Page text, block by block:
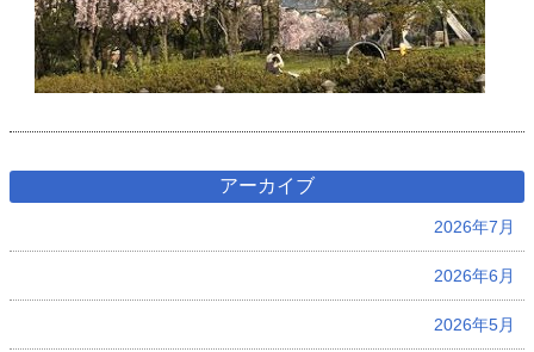
アーカイブ
2026年7月
2026年6月
2026年5月